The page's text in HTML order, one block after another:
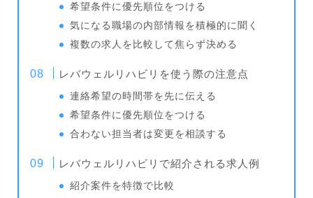
希望条件に優先順位をつける
気になる職場の内部情報を積極的に聞く
複数の求人を比較して焦らず決める
レバウェルリハビリを使う際の注意点
連絡希望の時間帯を先に伝える
希望条件に優先順位をつける
合わない担当者は変更を相談する
レバウェルリハビリで紹介される求人例
紹介案件を特徴で比較